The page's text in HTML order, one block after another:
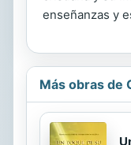
enseñanzas y
Más obras de